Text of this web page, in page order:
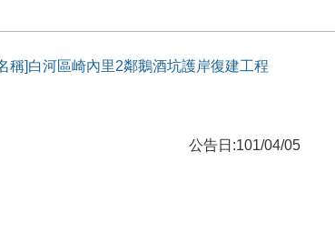
稱]白河區崎內里2鄰鵝酒坑護岸復建工程
公告日:101/04/05